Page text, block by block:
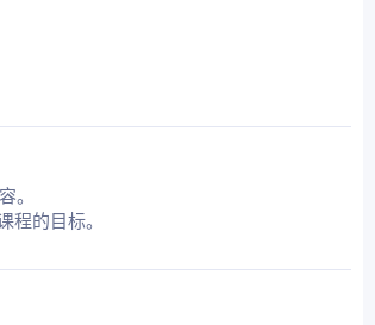
。
的目标。